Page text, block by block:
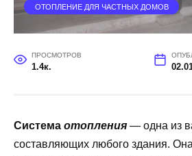
ОТОПЛЕНИЕ ДЛЯ ЧАСТНЫХ ДОМОВ
ПРОСМОТРОВ
1.4к.
Система отопления — одна из
составляющих любого здания.